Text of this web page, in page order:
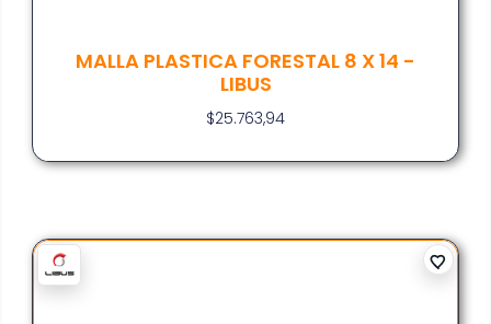
MALLA PLASTICA FORESTAL 8 X 14 -
LIBUS
$25.763,94